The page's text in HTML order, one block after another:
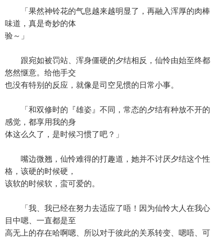
「果然神铃花的气息越来越明显了，再融入浑厚的肉棒
味道，真是奇妙的体
验～」
跟宛如被罚站、浑身僵硬的夕结相反，仙怜由始至终都
悠然惬意。给他手交
也没有特别的反应，就像是司空见惯的日常小事。
「和双修时的『雄姿』不同，常态的夕结有种放不开的
感觉，都享用我的身
体这么久了，是时候习惯了吧？」
嘴边微翘，仙怜难得的打趣道，她并不讨厌夕结这个性
格，该硬的时候硬，
该软的时候软，蛮可爱的。
「我、我已经在努力去适应了唔！因为仙怜大人在我心
目中嗯、一直都是至
高无上的存在哈啊嗯、所以对于彼此的关系转变、嗯唔、可